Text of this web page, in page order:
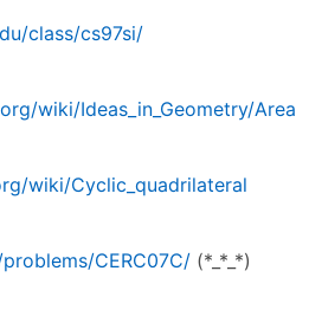
class/cs97si/
wiki/Ideas_in_Geometry/Area
wiki/Cyclic_quadrilateral
CERC07C/ (*_*_*)